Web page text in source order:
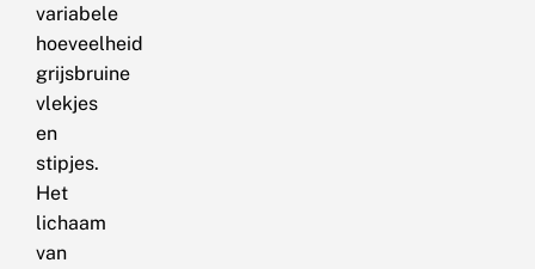
variabele
hoeveelheid
grijsbruine
vlekjes
en
stipjes.
Het
lichaam
van